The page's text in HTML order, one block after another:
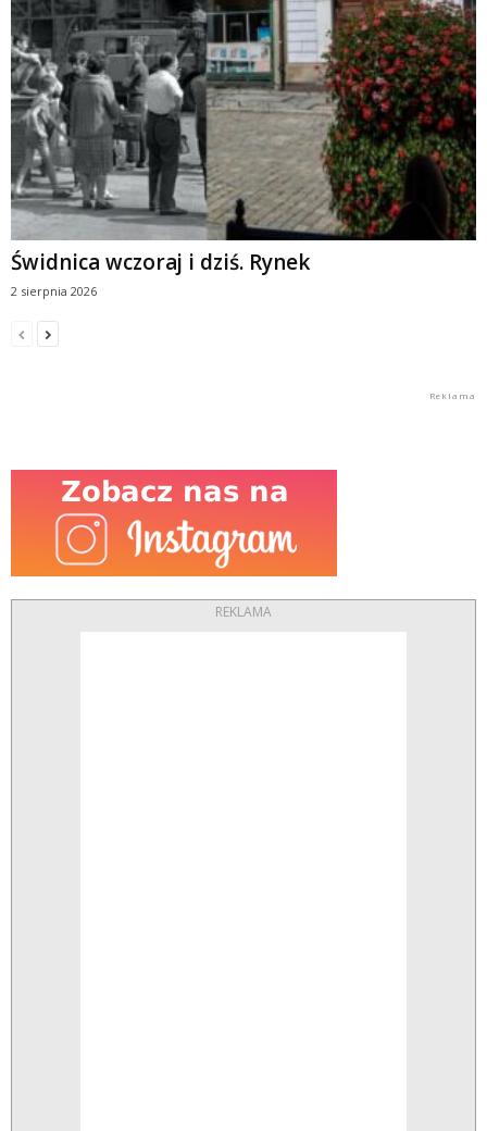
Świdnica wczoraj i dziś. Rynek
2 sierpnia 2026
REKLAMA